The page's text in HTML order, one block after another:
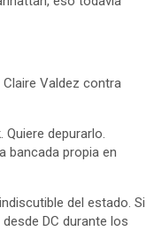
Valdez contra
depurarlo.
bancada propia en
del estado. Si
DC durante los